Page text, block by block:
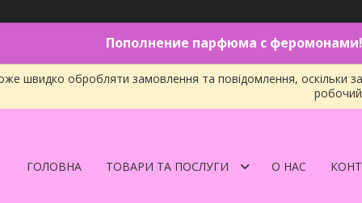
Пополнение парфюма с феромонами!
швидко обробляти замовлення та повідомлення, оскільки
ГОЛОВНА ТОВАРИ ТА ПОСЛУГИ О НАС